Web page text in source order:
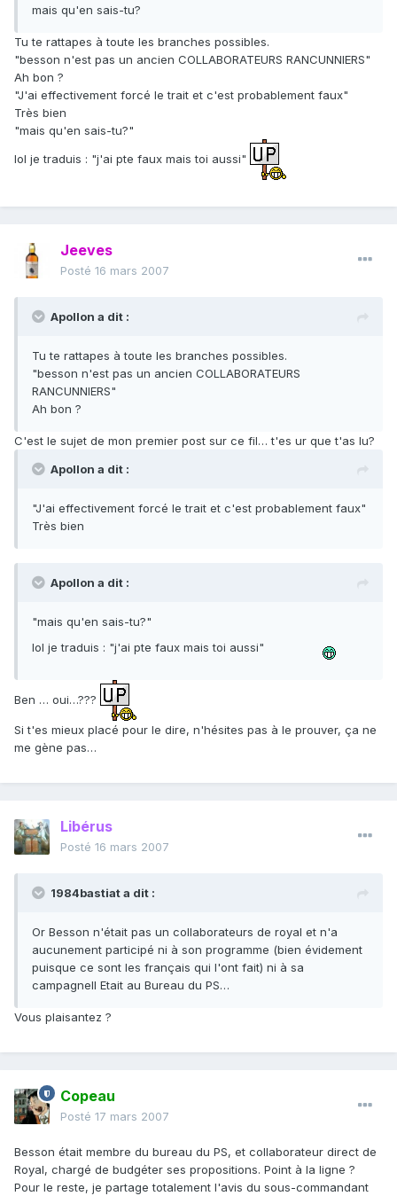
mais qu'en sais-tu?
Tu te rattapes à toute les branches possibles.
"besson n'est pas un ancien COLLABORATEURS RANCUNNIERS"
Ah bon ?
"J'ai effectivement forcé le trait et c'est probablement faux"
Très bien
"mais qu'en sais-tu?"
lol je traduis : "j'ai pte faux mais toi aussi"
Jeeves
Posté 16 mars 2007
Apollon a dit :
Tu te rattapes à toute les branches possibles.
"besson n'est pas un ancien COLLABORATEURS
RANCUNNIERS"
Ah bon ?
C'est le sujet de mon premier post sur ce fil… t'es ur que t'as lu?
Apollon a dit :
"J'ai effectivement forcé le trait et c'est probablement faux"
Très bien
Apollon a dit :
"mais qu'en sais-tu?"
lol je traduis : "j'ai pte faux mais toi aussi"
Ben … oui…???
Si t'es mieux placé pour le dire, n'hésites pas à le prouver, ça ne
me gène pas…
Libérus
Posté 16 mars 2007
1984bastiat a dit :
Or Besson n'était pas un collaborateurs de royal et n'a
aucunement participé ni à son programme (bien évidement
puisque ce sont les français qui l'ont fait) ni à sa
campagneIl Etait au Bureau du PS…
Vous plaisantez ?
Copeau
Posté 17 mars 2007
Besson était membre du bureau du PS, et collaborateur direct de
Royal, chargé de budgéter ses propositions. Point à la ligne ?
Pour le reste, je partage totalement l'avis du sous-commandant